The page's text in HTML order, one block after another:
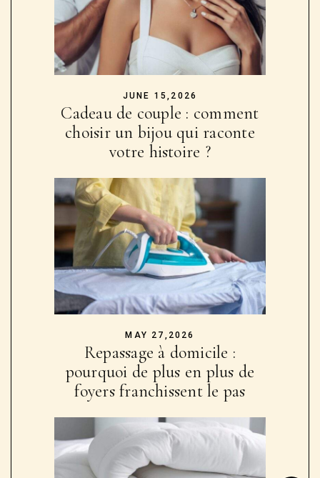
JUNE 15,2026
Cadeau de couple : comment
choisir un bijou qui raconte
votre histoire ?
MAY 27,2026
Repassage à domicile :
pourquoi de plus en plus de
foyers franchissent le pas